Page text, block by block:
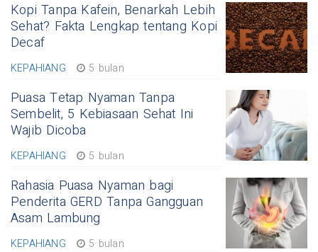
Kopi Tanpa Kafein, Benarkah Lebih
Sehat? Fakta Lengkap tentang Kopi
Decaf
KEPAHIANG 5 bulan
Puasa Tetap Nyaman Tanpa
Sembelit, 5 Kebiasaan Sehat Ini
Wajib Dicoba
KEPAHIANG 5 bulan
Rahasia Puasa Nyaman bagi
Penderita GERD Tanpa Gangguan
Asam Lambung
KEPAHIANG 5 bulan